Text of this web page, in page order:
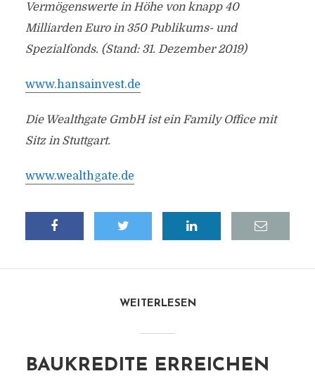
Vermögenswerte in Höhe von knapp 40
Milliarden Euro in 350 Publikums- und
Spezialfonds. (Stand: 31. Dezember 2019)
www.hansainvest.de
Die Wealthgate GmbH ist ein Family Office mit
Sitz in Stuttgart.
www.wealthgate.de
WEITERLESEN
BAUKREDITE ERREICHEN